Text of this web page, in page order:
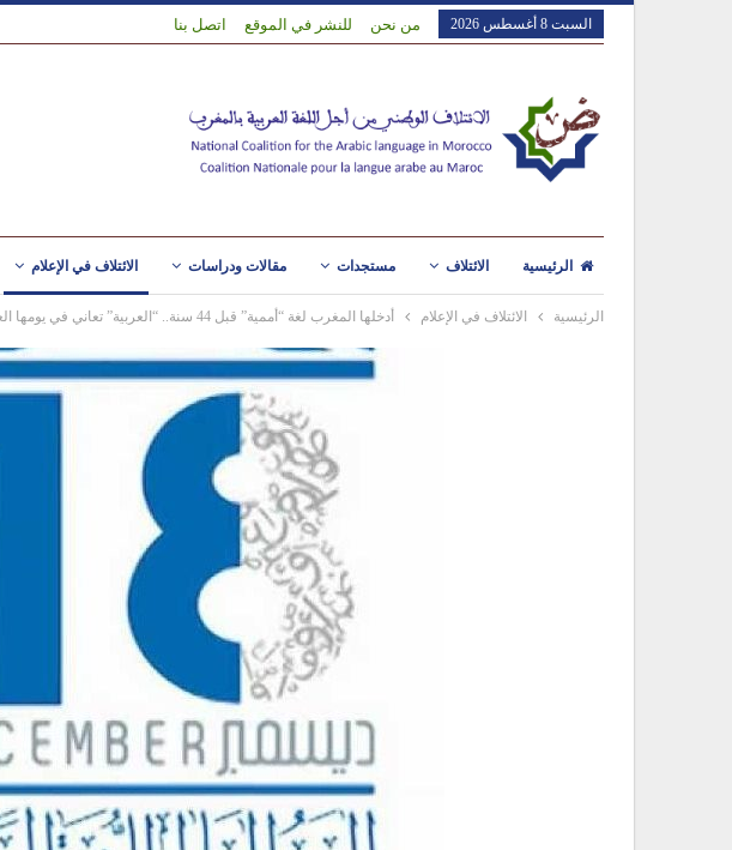
السبت 8 أغسطس 2026 من نحن للنشر في الموقع اتصل بنا
الرئيسية الائتلاف مستجدات مقالات ودراسات الائتلاف في الإعلام
الرئيسية الائتلاف في الإعلام أدخلها المغرب لغة “أممية” قبل 44 سنة.. “العربية” تعاني في يومها العالمي!